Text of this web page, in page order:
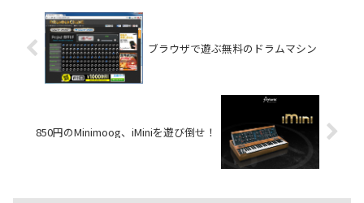
ます。
ブラウザで遊ぶ無料のドラムマシン
850円のMinimoog、iMiniを遊び倒せ！